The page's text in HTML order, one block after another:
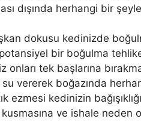
dışında herhangi bir
dokusu kedinizde
bir boğulma
onları tek başlarına
vererek boğazında
ezmesi kedinizin
ve ishale neden